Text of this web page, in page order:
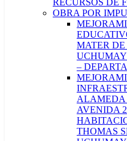
RECURSOS DE
OBRA POR
MATER
–
ALAMEDA
AVENIDA
THOMAS